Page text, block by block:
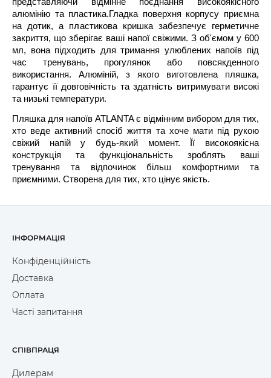
алюмінію та пластика.Гладка поверхня корпусу приємна
на дотик, а пластикова кришка забезпечує герметичне
закриття, що зберігає ваші напої свіжими. З об'ємом у 600
мл, вона підходить для тримання улюблених напоїв під
час тренувань, прогулянок або повсякденного
використання. Алюміній, з якого виготовлена пляшка,
гарантує її довговічність та здатність витримувати високі
та низькі температури.
Пляшка для напоїв ATLANTA є відмінним вибором для тих,
хто веде активний спосіб життя та хоче мати під рукою
свіжий напій у будь-який момент. Її високоякісна
конструкція та функціональність зроблять ваші
тренування та відпочинок більш комфортними та
приємними. Створена для тих, хто цінує якість.
ІНФОРМАЦІЯ
Конфіденційність
Доставка
Оплата
Часті запитання
СПІВПРАЦЯ
Дилерам